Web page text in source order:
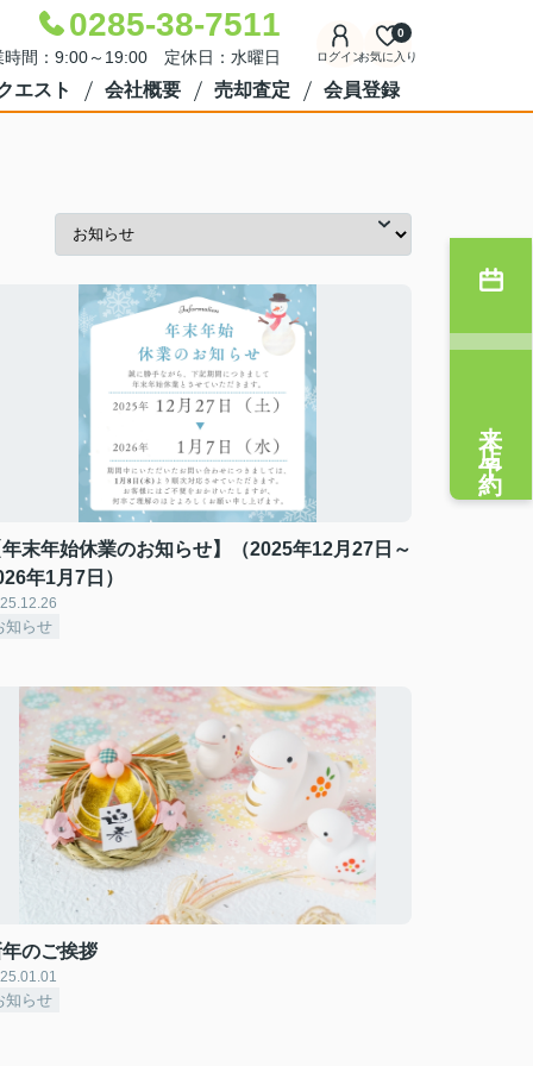
0285-38-7511
時間：9:00～19:00 定休日：水曜日 ログインお気に入り
0
エスト 会社概要 売却査定 会員登録
末年始休業のお知らせ】（2025年12月27日～
年1月7日）
知らせ
のご挨拶
知らせ
来店予約